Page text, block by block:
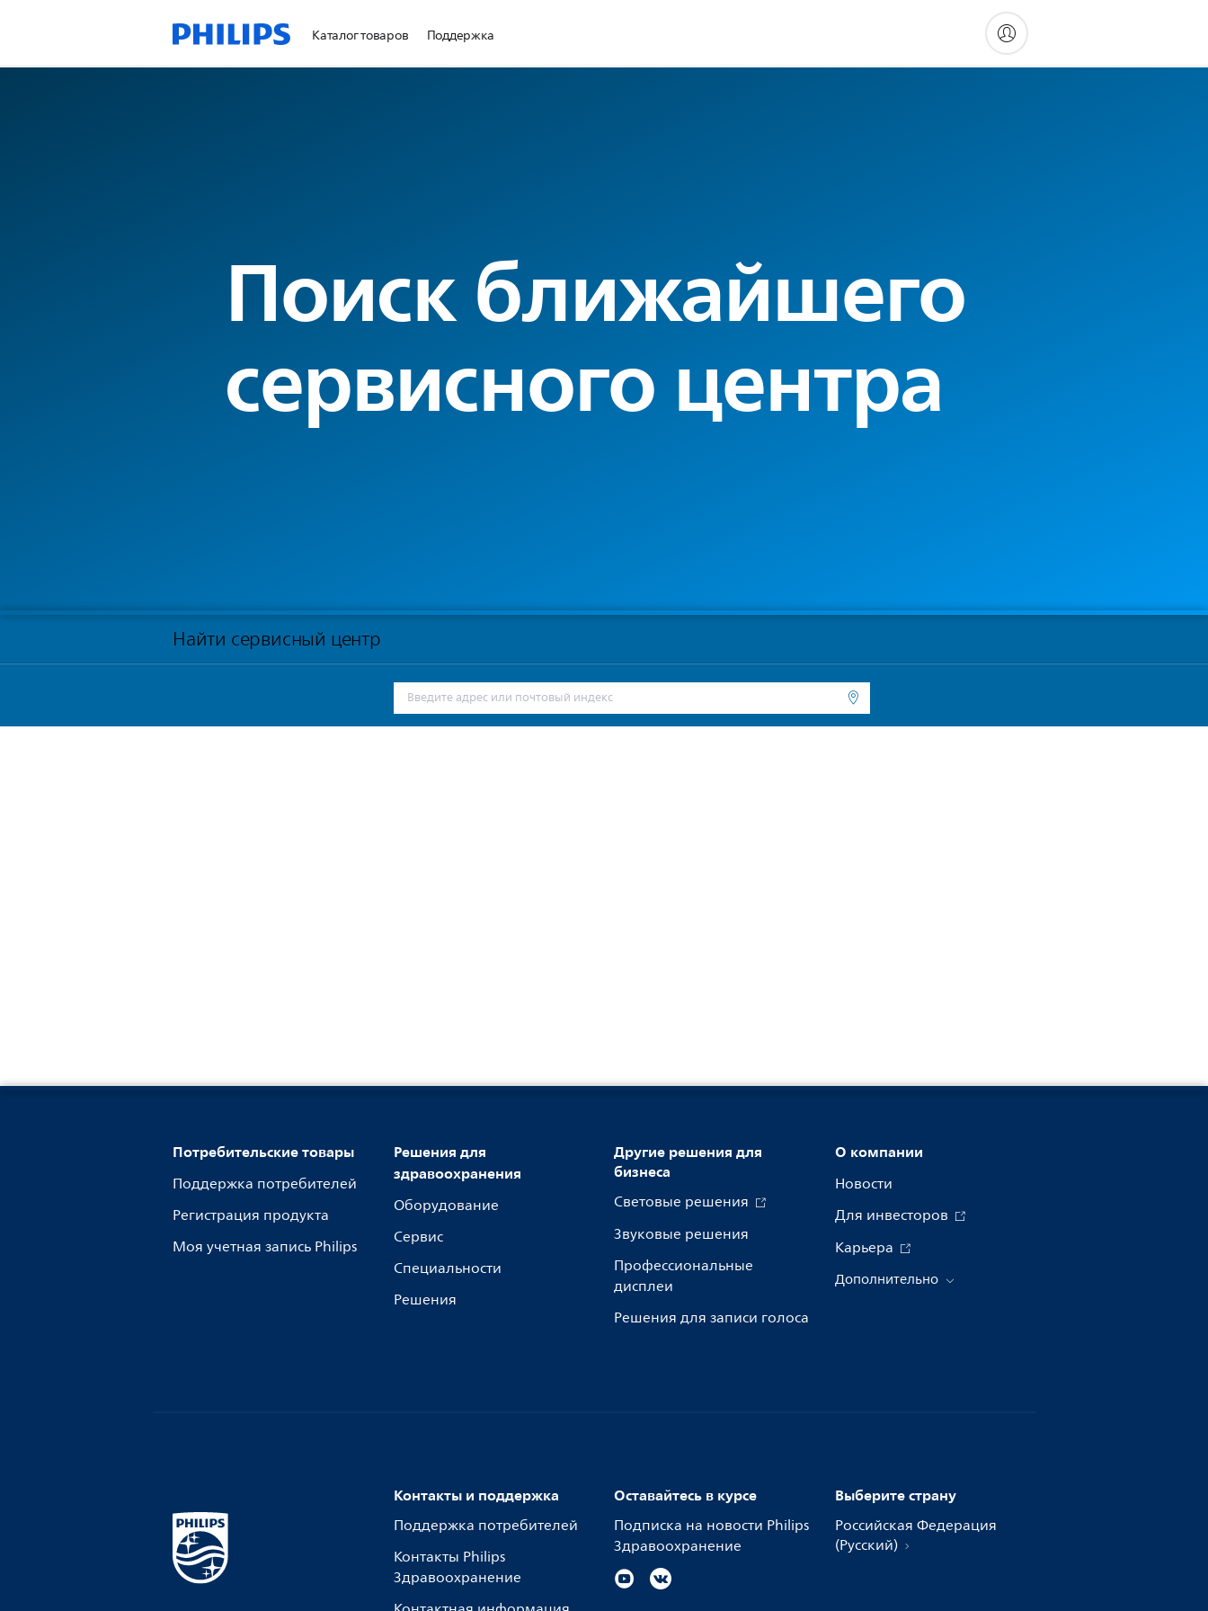
Каталог товаров Поддержка
Поиск ближайшего
сервисного центра
Найти сервисный центр
Потребительские товары
Поддержка потребителей
Регистрация продукта
Моя учетная запись Philips
Решения для
здравоохранения
Оборудование
Сервис
Специальности
Решения
Другие решения для
бизнеса
Световые решения
Звуковые решения
Профессиональные
дисплеи
Решения для записи голоса
О компании
Новости
Для инвесторов
Карьера
Дополнительно
Контакты и поддержка
Поддержка потребителей
Контакты Philips
Здравоохранение
Оставайтесь в курсе
Подписка на новости Philips
Здравоохранение
Выберите страну
Российская Федерация
(Русский)